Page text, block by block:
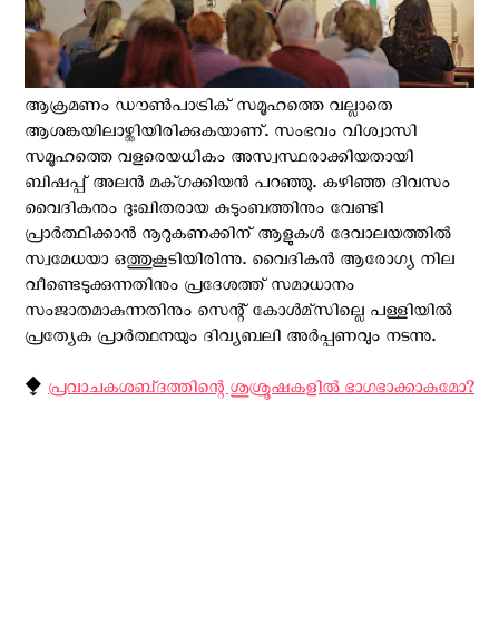
ആക്രമണം ഡൗൺപാട്രിക് സമൂഹത്തെ വല്ലാതെ
ആശങ്കയിലാഴ്ത്തിയിരിക്കുകയാണ്. സംഭവം വിശ്വാസി
സമൂഹത്തെ വളരെയധികം അസ്വസ്ഥരാക്കിയതായി
ബിഷപ്പ് അലൻ മക്ഗക്കിയൻ പറഞ്ഞു. കഴിഞ്ഞ ദിവസം
വൈദികനും ദുഃഖിതരായ കുടുംബത്തിനും വേണ്ടി
പ്രാർത്ഥിക്കാൻ നൂറുകണക്കിന് ആളുകൾ ദേവാലയത്തില്‍
സ്വമേധയാ ഒത്തുകൂടിയിരിന്നു. വൈദികന്‍ ആരോഗ്യ നില
വീണ്ടെടുക്കുന്നതിനും പ്രദേശത്ത് സമാധാനം
സംജാതമാകുന്നതിനും സെന്റ് കോൾമ്‌സില്ലെ പള്ളിയിൽ
പ്രത്യേക പ്രാർത്ഥനയും ദിവ്യബലി അര്‍പ്പണവും നടന്നു.
⧪ പ്രവാചകശബ്‌ദത്തിന്റെ ശുശ്രൂഷകളില്‍ ഭാഗഭാക്കാകുമോ?